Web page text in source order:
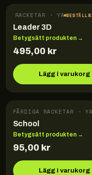
FÄRDIGA RACKETAR · YASAKA
Leader 3D
Betygsätt produkten →
495,00kr
Lägg i varukorg
FÄRDIGA RACKETAR ·
School
Betygsätt produkten →
95,00kr
Lägg i varukorg